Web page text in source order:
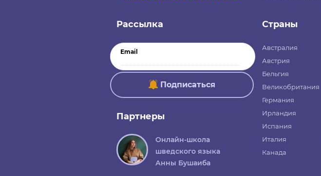
Рассылка
Email
Подписаться
Партнеры
Онлайн-школа
шведского языка
Анны Бушаиба
Страны
Австралия
Австрия
Бельгия
Великобритания
Германия
Ирландия
Испания
Италия
Канада